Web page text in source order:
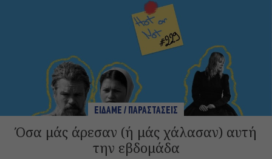
ΕΙΔΑΜΕ / ΠΑΡΑΣΤΑΣΕΙΣ
Όσα μάς άρεσαν (ή μάς χάλασαν) αυτή
την εβδομάδα